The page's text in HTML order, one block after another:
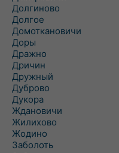
Долгиново
Долгое
Домоткановичи
Доры
Дражно
Дричин
Дружный
Дуброво
Дукора
Ждановичи
Жилихово
Жодино
Заболоть